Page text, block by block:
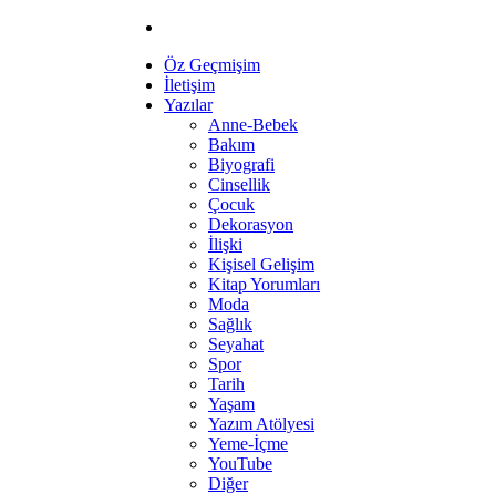
Öz Geçmişim
İletişim
Yazılar
Anne-Bebek
Bakım
Biyografi
Cinsellik
Çocuk
Dekorasyon
İlişki
Kişisel Gelişim
Kitap Yorumları
Moda
Sağlık
Seyahat
Spor
Tarih
Yaşam
Yazım Atölyesi
Yeme-İçme
YouTube
Diğer